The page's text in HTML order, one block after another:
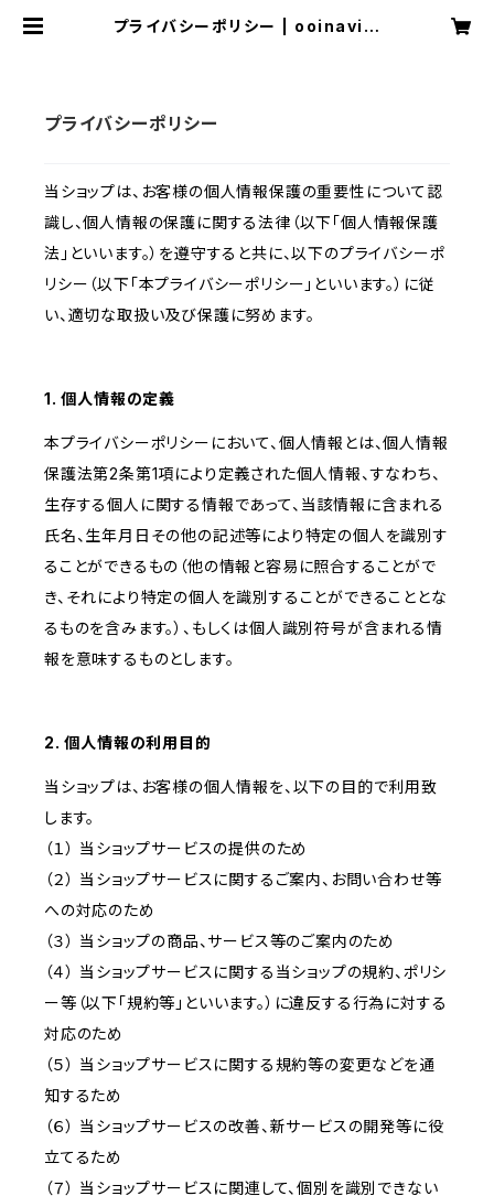
プライバシーポリシー | ooinaviお
プライバシーポリシー
当ショップは、お客様の個人情報保護の重要性について認
識し、個人情報の保護に関する法律（以下「個人情報保護
法」といいます。）を遵守すると共に、以下のプライバシーポ
リシー（以下「本プライバシーポリシー」といいます。）に従
い、適切な取扱い及び保護に努めます。
1. 個人情報の定義
本プライバシーポリシーにおいて、個人情報とは、個人情報
保護法第2条第1項により定義された個人情報、すなわち、
生存する個人に関する情報であって、当該情報に含まれる
氏名、生年月日その他の記述等により特定の個人を識別す
ることができるもの（他の情報と容易に照合することがで
き、それにより特定の個人を識別することができることとな
るものを含みます。）、もしくは個人識別符号が含まれる情
報を意味するものとします。
2. 個人情報の利用目的
当ショップは、お客様の個人情報を、以下の目的で利用致
します。
（１） 当ショップサービスの提供のため
（２） 当ショップサービスに関するご案内、お問い合わせ等
への対応のため
（３） 当ショップの商品、サービス等のご案内のため
（４） 当ショップサービスに関する当ショップの規約、ポリシ
ー等（以下「規約等」といいます。）に違反する行為に対する
対応のため
（５） 当ショップサービスに関する規約等の変更などを通
知するため
（６） 当ショップサービスの改善、新サービスの開発等に役
立てるため
（７） 当ショップサービスに関連して、個別を識別できない